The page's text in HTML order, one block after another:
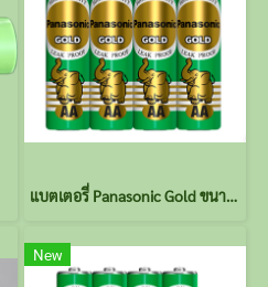
แบตเตอรี่ Panasonic Gold ขนาด AA 4 ก้อน
New